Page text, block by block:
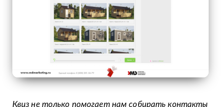
Квиз не только помогает нам собирать контакты